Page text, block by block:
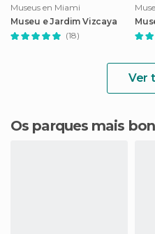
Museus en Miami
Museu e Jardim Vizcaya
(18)
Ver
Os parques mais